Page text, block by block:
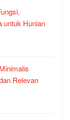
untuk Hunian
Relevan